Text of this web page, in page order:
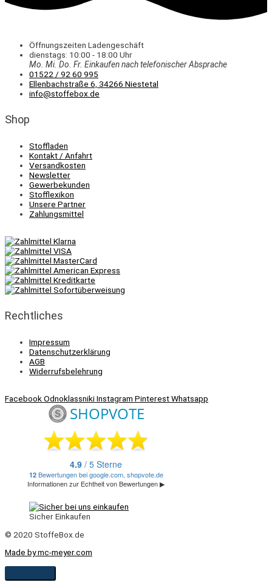
Öffnungszeiten Ladengeschäft
dienstags: 10:00 - 18:00 Uhr
Mo. Mi. Do. Fr. Einkaufennach telefonischer Absprache
01522 / 92 60 995
Ellenbachstraße 6, 34266 Niestetal
info@stoffebox.de
Shop
Stoffladen
Kontakt / Anfahrt
Versandkosten
Newsletter
Gewerbekunden
Stofflexikon
Unsere Partner
Zahlungsmittel
Rechtliches
Impressum
Datenschutzerklärung
AGB
Widerrufsbelehrung
FacebookOdnoklassnikiInstagram PinterestWhatsapp
Sicher Einkaufen
© 2020 StoffeBox.de
Made by mc-meyer.com